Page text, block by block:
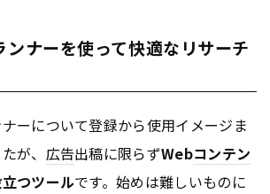
ンナーを使って快適なリサーチ
ーについて登録から使用イメージま
が、 広告出稿に限らずWebコンテン
つツールです。始めは難しいものに